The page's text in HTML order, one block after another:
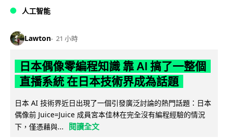
人工智能
Lawton 21 小時
日本偶像零編程知識 靠 AI 搞了一整個
直播系統 在日本技術界成為話題
日本 AI 技術界近日出現了一個引發廣泛討論的熱門話題：日本
偶像前 Juice=Juice 成員宮本佳林在完全沒有編程經驗的情況
下，僅憑藉與...
閱讀全文